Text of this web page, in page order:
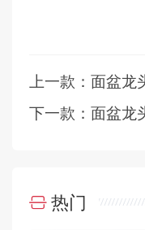
上一款：面盆
下一款：面盆龙
热门